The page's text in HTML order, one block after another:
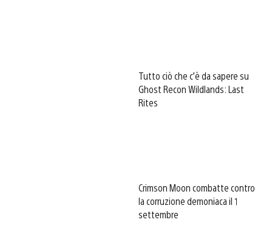
Tutto ciò che c’è da sapere su
Ghost Recon Wildlands: Last
Rites
Crimson Moon combatte contro
la corruzione demoniaca il 1
settembre